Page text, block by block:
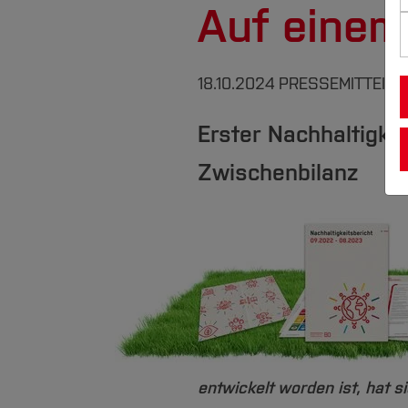
Auf
18.10.2024
Erster
Zwischenbilanz
entwickelt worden ist, hat